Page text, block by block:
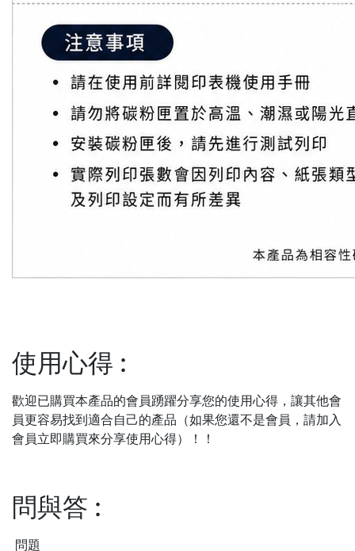
使用心得 :
歡迎已購買本產品的會員踴躍分享您的使用心得，讓其他會
員更容易找到適合自己的產品（如果您還不是會員，請加入
會員立即購買來分享使用心得）！！
問與答 :
問題